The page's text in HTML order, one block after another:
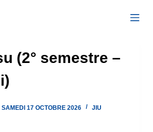
(2° semestre –
SAMEDI 17 OCTOBRE 2026 JIU